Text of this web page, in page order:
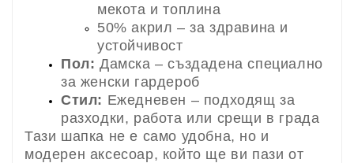
мекота и топлина
50% акрил – за здравина и
устойчивост
Пол: Дамска – създадена специално
за женски гардероб
Стил: Ежедневен – подходящ за
разходки, работа или срещи в града
Тази шапка не е само удобна, но и
модерен аксесоар, който ще ви пази от